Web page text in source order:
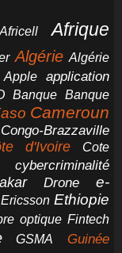
Africell Afrique
Algérie Algérie
Apple application
Banque Banque
Cameroun
Congo-Brazzaville
d'Ivoire
Cote
cybercriminalité
Drone
e-
Ericsson Ethiopie
optique Fintech
GSMA Guinée